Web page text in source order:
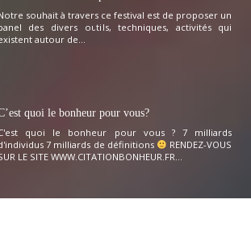
souhait à travers ce festival est de proposer un
des divers outils, techniques, activités qui
autour de...
quoi le bonheur pour vous?
quoi le bonheur pour vous ? 7 milliards
7 milliards de définitions
RENDEZ-VOUS
LE SITE WWW.CITATIONBONHEUR.FR...